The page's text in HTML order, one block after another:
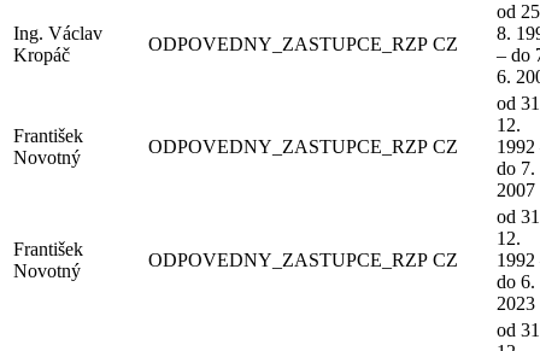
Ing. Václav
Kropáč
ODPOVEDNY_ZASTUPCE_RZP CZ
od
8.
– do
6.
František
Novotný
ODPOVEDNY_ZASTUPCE_RZP CZ
od
12.
1992
do 7.
2007
František
Novotný
ODPOVEDNY_ZASTUPCE_RZP CZ
od
12.
1992
do 6.
2023
od